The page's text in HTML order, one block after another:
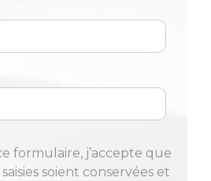
formulaire, j’accepte que
soient conservées et